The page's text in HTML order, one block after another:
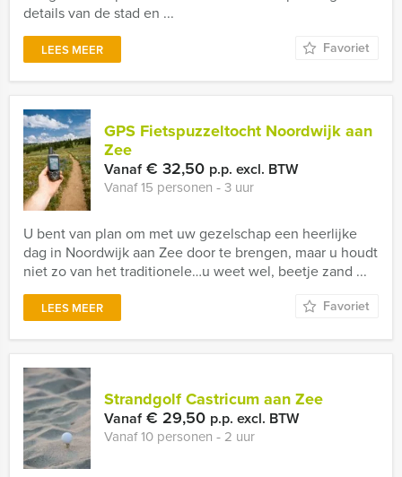
details van de stad en ...
LEES MEER Favoriet
GPS Fietspuzzeltocht Noordwijk aan
Zee
Vanaf€ 32,50 p.p. excl. BTW
Vanaf 15 personen ‐ 3 uur
U bent van plan om met uw gezelschap een heerlijke
dag in Noordwijk aan Zee door te brengen, maar u houdt
niet zo van het traditionele…u weet wel, beetje zand ...
LEES MEER Favoriet
Strandgolf Castricum aan Zee
Vanaf€ 29,50 p.p. excl. BTW
Vanaf 10 personen ‐ 2 uur